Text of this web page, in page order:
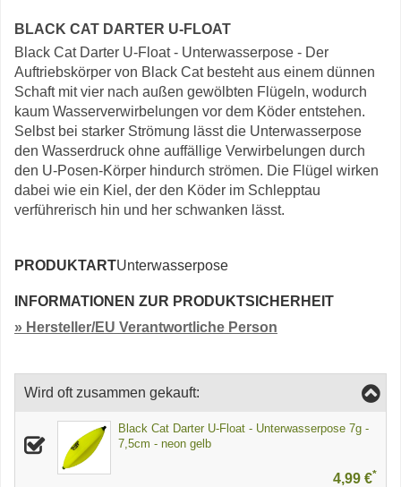
BLACK CAT DARTER U-FLOAT
Black Cat Darter U-Float - Unterwasserpose - Der
Auftriebskörper von Black Cat besteht aus einem dünnen
Schaft mit vier nach außen gewölbten Flügeln, wodurch
kaum Wasserverwirbelungen vor dem Köder entstehen.
Selbst bei starker Strömung lässt die Unterwasserpose
den Wasserdruck ohne auffällige Verwirbelungen durch
den U-Posen-Körper hindurch strömen. Die Flügel wirken
dabei wie ein Kiel, der den Köder im Schlepptau
verführerisch hin und her schwanken lässt.
PRODUKTARTUnterwasserpose
INFORMATIONEN ZUR PRODUKTSICHERHEIT
» Hersteller/EU Verantwortliche Person
Wird oft zusammen gekauft:
Black Cat Darter U-Float - Unterwasserpose 7g -
7,5cm - neon gelb
4,99 €*